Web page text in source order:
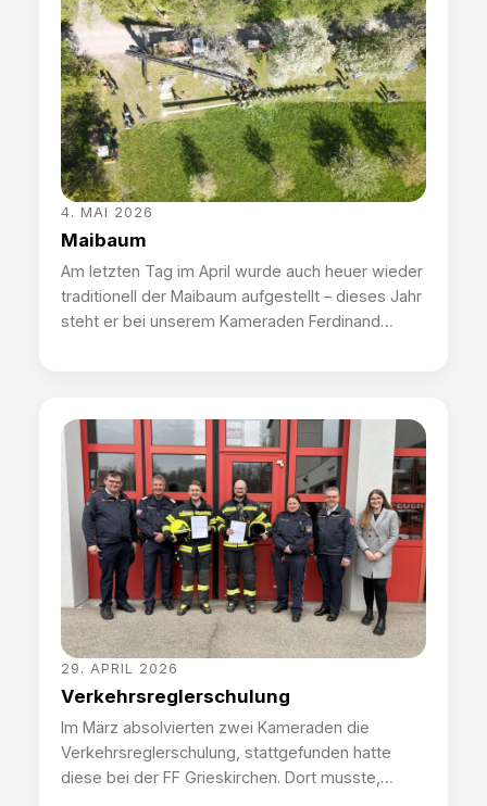
Herbert Mitterlehner erwartete. Die Messe […]
4. MAI 2026
Maibaum
Am letzten Tag im April wurde auch heuer wieder
traditionell der Maibaum aufgestellt – dieses Jahr
steht er bei unserem Kameraden Ferdinand
Kränze, um dann am Tag des Aufstellens perfekt
vorbereitet zu sein. Am […]
29. APRIL 2026
Verkehrsreglerschulung
Im März absolvierten zwei Kameraden die
Verkehrsreglerschulung, stattgefunden hatte
diese bei der FF Grieskirchen. Dort musste,